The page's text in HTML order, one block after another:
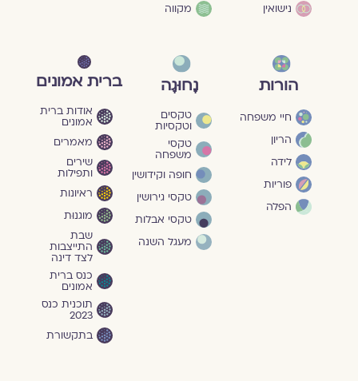
נישואין
מקווה
הורות
חיי משפחה
הריון
לידה
פוריות
הפלה
נָחוּגָה
טקסים
וטקסיות
טקסי
משפחה
חופה וקידושין
טקסי גירושין
טקסי אבלות
מעגל השנה
ברית אמונים
אודות ברית
אמונים
מאמרים
שירים
ותפילות
ראיונות
מוגנוּת
שבת
התייצבות
לצד דינה
כנס ברית
אמונים
תוכנית כנס
2023
בתקשורת